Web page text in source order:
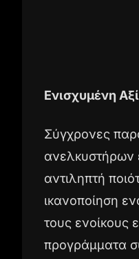
Ενισχυμένη
Σύγχρονες
ανελκυστήρων
αντιληπτή
ικανοποίηση
τους ενοίκους
προγράμματα